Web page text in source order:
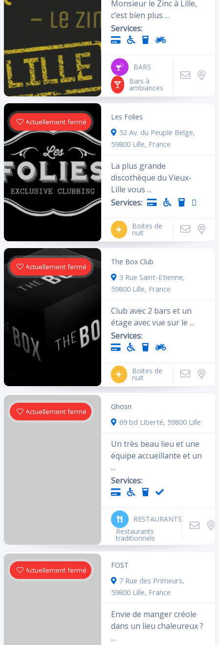
Monsieur le Zinc à Lille,
c’est bien plus ...
Services:
BARS
Bars à
ambiances
Actuellement fermé
Les Folies
52 Av. du Peuple Belge,
59800 Lille, France
La plus grande
discothèque du Vieux-
Lille vous ...
Services:
Boites de
nuit
Actuellement fermé
The Box Club
3 Rue Saint-Etienne,
59800 Lille, France
Club avec 2 bars et un
étage avec vue sur le ...
Services:
Boites de
nuit
Actuellement fermé
Ghosn
69 bd Liberté, 59800 Lille
Un très beau lieu et une
équipe accueillante et un
...
Services:
RESTAURANTS
Restaurants
traditionnels
Actuellement fermé
FOST
7 Rue des Primeurs,
59800 Lille, France
Envie de manger créole
dans un lieu chaleureux ?
...